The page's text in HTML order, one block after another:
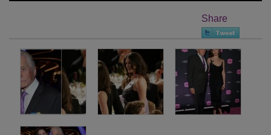
Share